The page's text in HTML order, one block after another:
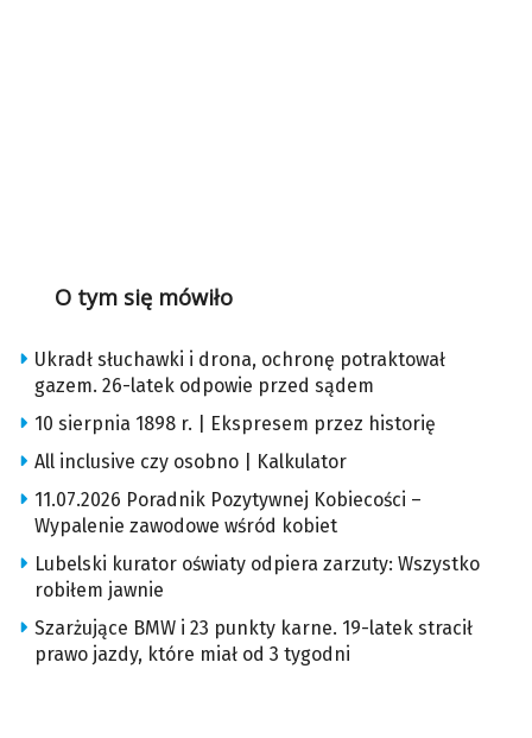
O tym się mówiło
Ukradł słuchawki i drona, ochronę potraktował
gazem. 26-latek odpowie przed sądem
10 sierpnia 1898 r. | Ekspresem przez historię
All inclusive czy osobno | Kalkulator
11.07.2026 Poradnik Pozytywnej Kobiecości –
Wypalenie zawodowe wśród kobiet
Lubelski kurator oświaty odpiera zarzuty: Wszystko
robiłem jawnie
Szarżujące BMW i 23 punkty karne. 19-latek stracił
prawo jazdy, które miał od 3 tygodni